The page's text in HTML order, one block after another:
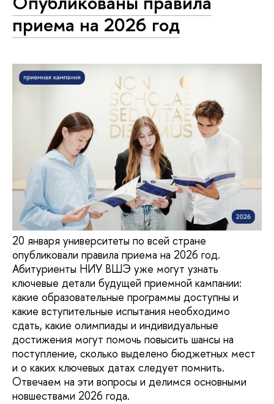
приема на 2026 год
20 января университеты по всей стране
опубликовали правила приема на 2026 год.
Абитуриенты НИУ ВШЭ уже могут узнать
ключевые детали будущей приемной кампании:
какие образовательные программы доступны и
какие вступительные испытания необходимо
сдать, какие олимпиады и индивидуальные
достижения могут помочь повысить шансы на
поступление, сколько выделено бюджетных мест
и о каких ключевых датах следует помнить.
Отвечаем на эти вопросы и делимся основными
новшествами 2026 года.